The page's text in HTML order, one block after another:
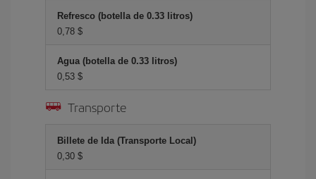
Refresco (botella de 0.33 litros)
0,78 $
Agua (botella de 0.33 litros)
0,53 $
Transporte
Billete de Ida (Transporte Local)
0,30 $